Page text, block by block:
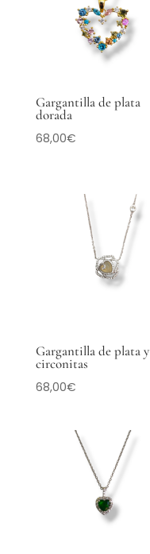
Gargantilla de plata
dorada
68,00€
Gargantilla de plata y
circonitas
68,00€